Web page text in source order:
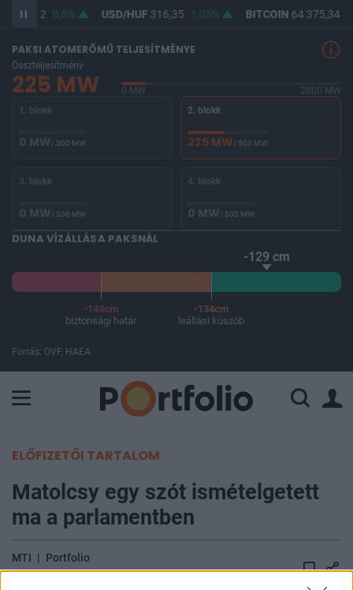
364,62 0,8% USD/HUF316,35 1,05% BITCOIN64 375,34
PAKSI ATOMERŐMŰ TELJESÍTMÉNYE
Összteljesítmény
225 MW 0 MW
2000 MW
1. blokk
0 MW/ 500 MW
2. blokk
225 MW/ 500 MW
3. blokk
0 MW/ 500 MW
4. blokk
0 MW/ 500 MW
DUNA VÍZÁLLÁSA PAKSNÁL
-129 cm
-144cm
biztonsági határ
-134cm
leállási küszöb
Forrás: OVF, HAEA
ELŐFIZETŐI TARTALOM
Matolcsy egy szót ismételgetett
ma a parlamentben
MTI | Portfolio
2016. május 17. 16:31